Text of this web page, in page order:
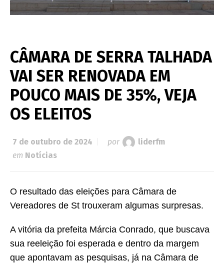
CÂMARA DE SERRA TALHADA
VAI SER RENOVADA EM
POUCO MAIS DE 35%, VEJA
OS ELEITOS
7 de outubro de 2024 por
liderfm
em Notícias
O resultado das eleições para Câmara de
Vereadores de St trouxeram algumas surpresas.
A vitória da prefeita Márcia Conrado, que buscava
sua reeleição foi esperada e dentro da margem
que apontavam as pesquisas, já na Câmara de